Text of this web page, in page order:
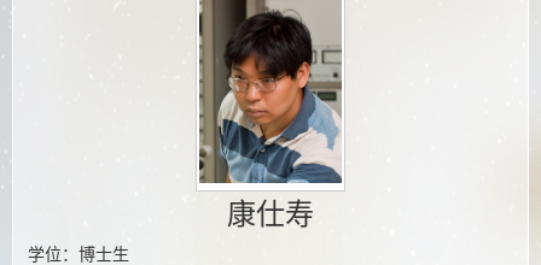
康仕寿
学位：博士生